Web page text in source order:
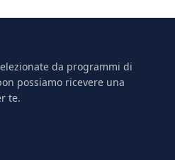
da programmi di
possiamo ricevere una
te.